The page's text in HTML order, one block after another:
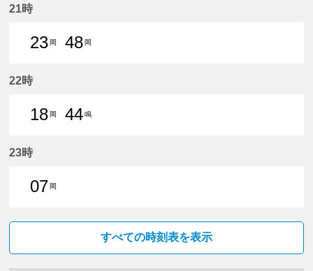
21時
23 岡
48 岡
22時
18 岡
44鳴
23時
07 岡
すべての時刻表を表示